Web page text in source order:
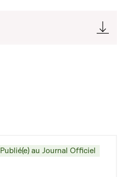
Publié(e) au Journal Officiel